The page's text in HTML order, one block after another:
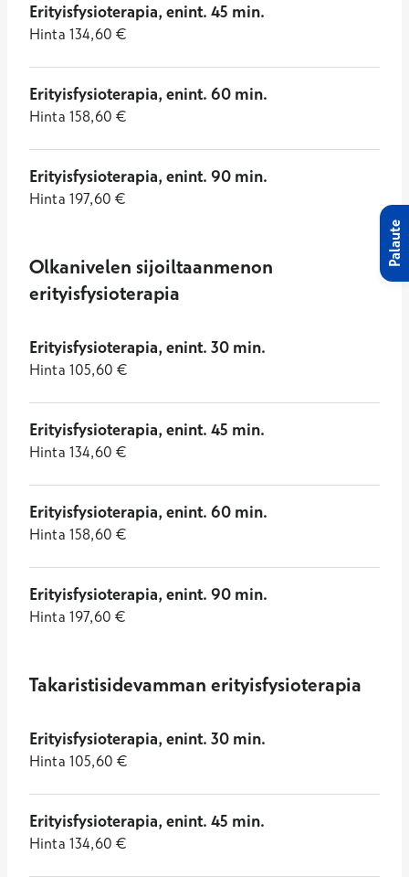
Erityisfysioterapia, enint. 45 min.
Hinta 134,60 €
Erityisfysioterapia, enint. 60 min.
Hinta 158,60 €
Erityisfysioterapia, enint. 90 min.
Hinta 197,60 €
Olkanivelen sijoiltaanmenon
erityisfysioterapia
Erityisfysioterapia, enint. 30 min.
Hinta 105,60 €
Erityisfysioterapia, enint. 45 min.
Hinta 134,60 €
Erityisfysioterapia, enint. 60 min.
Hinta 158,60 €
Erityisfysioterapia, enint. 90 min.
Hinta 197,60 €
Takaristisidevamman erityisfysioterapia
Erityisfysioterapia, enint. 30 min.
Hinta 105,60 €
Erityisfysioterapia, enint. 45 min.
Hinta 134,60 €
Palaute